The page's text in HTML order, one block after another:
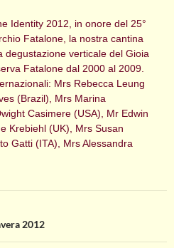
Identity 2012, in onore del 25°
Fatalone, la nostra cantina
degustazione verticale del Gioia
Fatalone dal 2000 al 2009.
Mrs Rebecca Leung
(Brazil), Mrs Marina
Casimere (USA), Mr Edwin
Krebiehl (UK), Mrs Susan
Gatti (ITA), Mrs Alessandra
2012